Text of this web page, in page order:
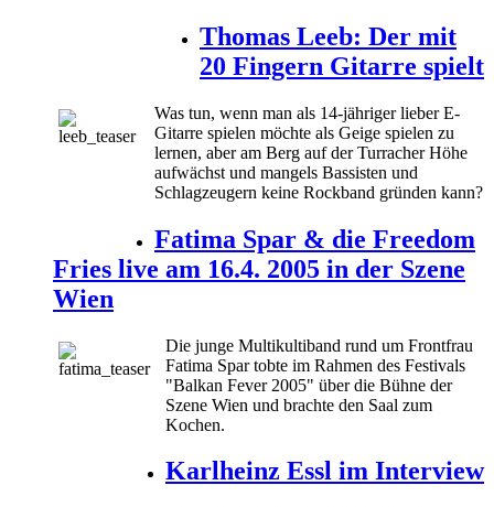
Thomas Leeb: Der mit
20 Fingern Gitarre spielt
Was tun, wenn man als 14-jähriger lieber E-
Gitarre spielen möchte als Geige spielen zu
lernen, aber am Berg auf der Turracher Höhe
aufwächst und mangels Bassisten und
Schlagzeugern keine Rockband gründen kann?
Fatima Spar & die Freedom
Fries live am 16.4. 2005 in der Szene
Wien
Die junge Multikultiband rund um Frontfrau
Fatima Spar tobte im Rahmen des Festivals
"Balkan Fever 2005" über die Bühne der
Szene Wien und brachte den Saal zum
Kochen.
Karlheinz Essl im Interview